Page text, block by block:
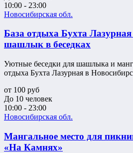
10:00 - 23:00
Новосибирская обл.
База отдыха Бухта
шашлык в беседках
Уютные беседки для шашлыка и
отдыха Бухта Лазурная в
от 100 руб
До 10 человек
10:00 - 23:00
Новосибирская обл.
Мангальное место для
«На Камнях»